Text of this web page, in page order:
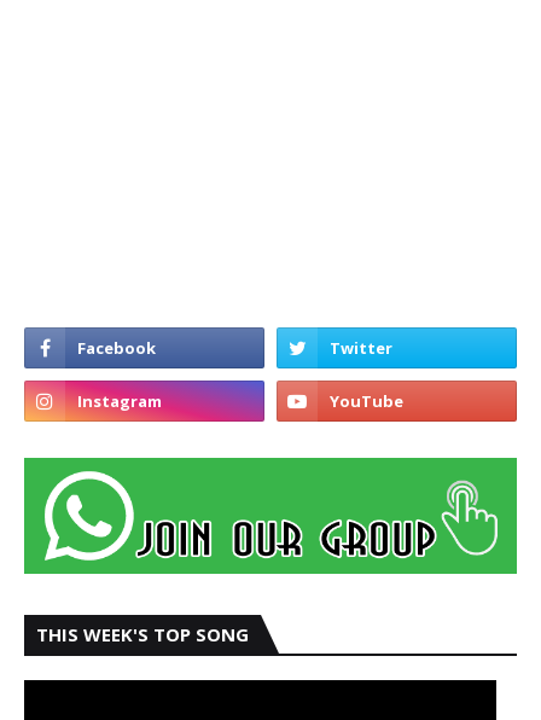
THIS WEEK'S TOP SONG